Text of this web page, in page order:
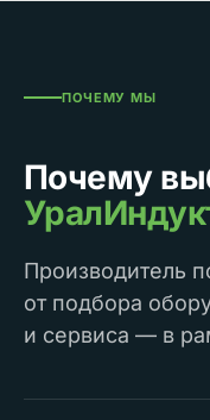
ПОЧЕМУ МЫ
Почему
Производитель
от подбора
и сервиса — в